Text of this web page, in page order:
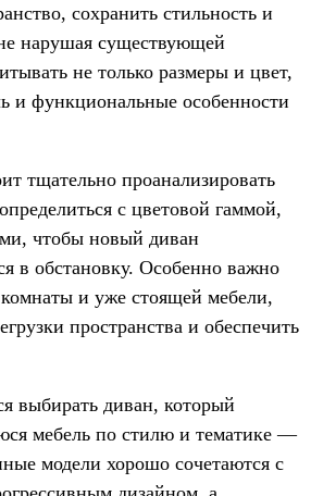
сохранить стильность и
нарушая существующей
не только размеры и цвет,
и функциональные особенности
тщательно проанализировать
с цветовой гаммой,
чтобы новый диван
в обстановку. Особенно важно
и уже стоящей мебели,
пространства и обеспечить
выбирать диван, который
мебель по стилю и тематике —
модели хорошо сочетаются с